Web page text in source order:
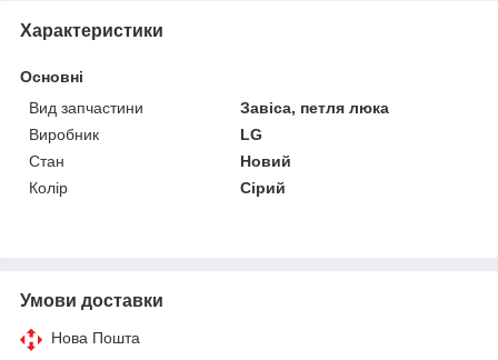
Характеристики
Основні
Вид запчастини
Завіса, петля люка
Виробник
LG
Стан
Новий
Колір
Сірий
Умови доставки
Нова Пошта